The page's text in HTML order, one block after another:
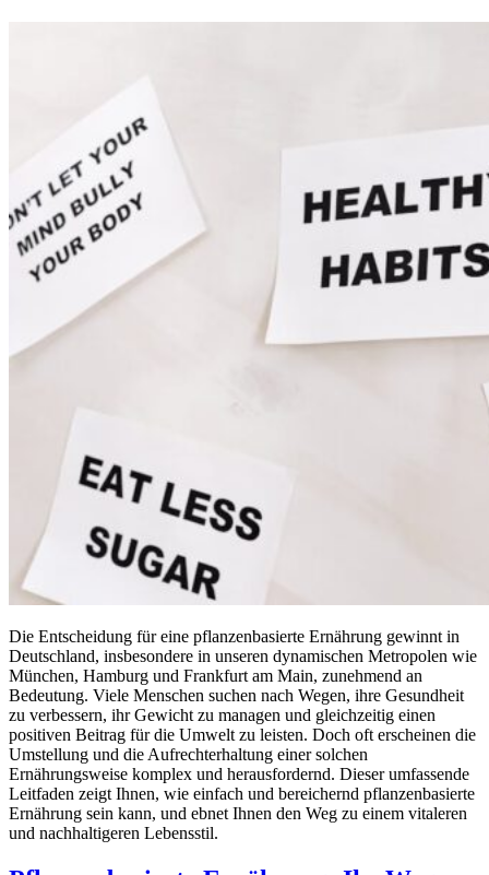
Die Entscheidung für eine pflanzenbasierte Ernährung gewinnt in
Deutschland, insbesondere in unseren dynamischen Metropolen wie
München, Hamburg und Frankfurt am Main, zunehmend an
Bedeutung. Viele Menschen suchen nach Wegen, ihre Gesundheit
zu verbessern, ihr Gewicht zu managen und gleichzeitig einen
positiven Beitrag für die Umwelt zu leisten. Doch oft erscheinen die
Umstellung und die Aufrechterhaltung einer solchen
Ernährungsweise komplex und herausfordernd. Dieser umfassende
Leitfaden zeigt Ihnen, wie einfach und bereichernd pflanzenbasierte
Ernährung sein kann, und ebnet Ihnen den Weg zu einem vitaleren
und nachhaltigeren Lebensstil.